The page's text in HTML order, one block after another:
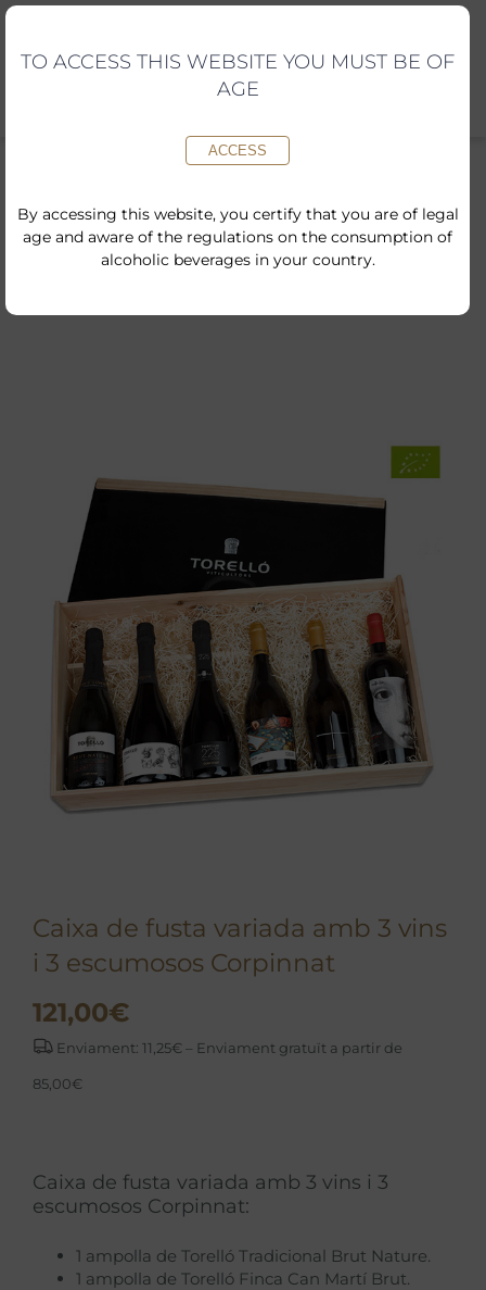
Skip
content
Inici Botiga online»
Caixa de fusta variada amb 3 vins i 3
Caixa de fusta variada amb 3 vins
i 3 escumosos Corpinnat
121,00€
Enviament: 11,25€ – Enviament gratuït a partir de
85,00€
Caixa de fusta variada amb 3 vins i 3
escumosos Corpinnat:
1 ampolla de Torelló Tradicional Brut Nature.
1 ampolla de Torelló Finca Can Martí Brut.
TO ACCESS THIS WEBSITE YOU MUST BE OF
AGE
ACCESS
By accessing this website, you certify that you are of legal
age and aware of the regulations on the consumption of
alcoholic beverages in your country.